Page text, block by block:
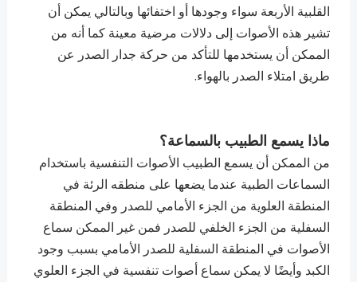
القلبية الأربعة سواء وجودها أو اختفائها وبالتالي يمكن أن
تشير هذه الأصوات إلى دلالات مرضية معينة كما أنه من
الممكن أن يستخدمها للتأكد من حركة جدار الصدر عن
طريق امتلاء الصدر بالهواء.
ماذا يسمع الطبيب بالسماعة؟
من الممكن أن يسمع الطبيب الأصوات التنفسية باستخدام
السماعات الطبية عندما يضعها على منطقه الرئة في
المنطقة العلوية من الجزء الأمامي للصدر وفي المنطقة
السفلية من الجزء الخلفي للصدر فمن غير الممكن سماع
الأصوات في المنطقة السفلية للصدر الأمامي بسبب وجود
الكبد وأيضًا لا يمكن سماع أصوات تنفسية في الجزء العلوي